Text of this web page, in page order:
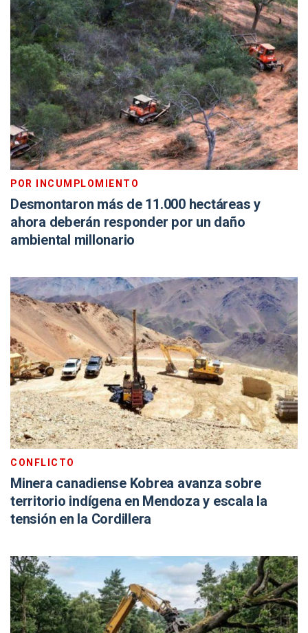
POR INCUMPLOMIENTO
Desmontaron más de 11.000 hectáreas y
ahora deberán responder por un daño
ambiental millonario
CONFLICTO
Minera canadiense Kobrea avanza sobre
territorio indígena en Mendoza y escala la
tensión en la Cordillera